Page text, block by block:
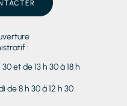
:
et de 13 h 30 à 18 h
de 8 h 30 à 12 h 30